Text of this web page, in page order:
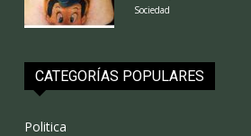
Sociedad
CATEGORÍAS POPULARES
Politica